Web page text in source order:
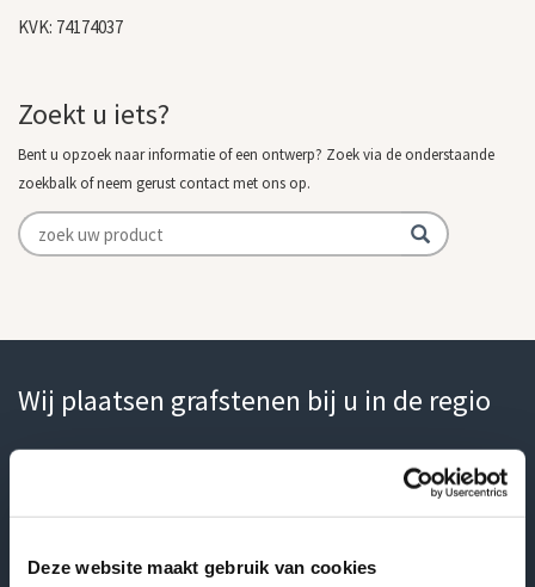
Deze website maakt gebruik van cookies
KVK: 74174037
Zoekt u iets?
Bent u opzoek naar informatie of een ontwerp? Zoek via de onderstaande
zoekbalk of neem gerust contact met ons op.
Wij plaatsen grafstenen bij u in de regio
Overijssel
Grafstenen Zwolle